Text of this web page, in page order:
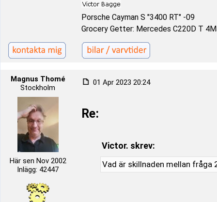
Porsche Cayman S "3400 RT" -09
Grocery Getter: Mercedes C220D T
Magnus Thomé
Stockholm
Här sen Nov 2002
Inlägg: 42447
01 Apr 2023 20:24
Re:
Victor. skrev:
Vad är skillnaden mellan fråga